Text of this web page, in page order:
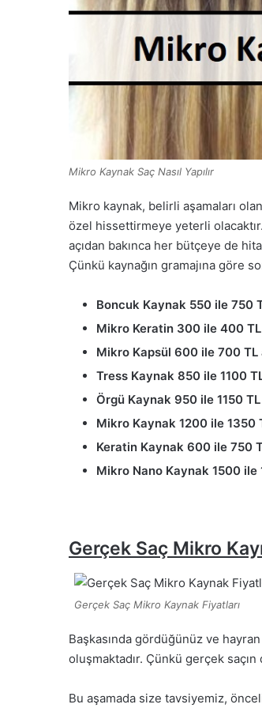
Mikro Kaynak Saç Nasıl Yapılır
Mikro kaynak, belirli aşamaları
özel hissettirmeye yeterli
açıdan bakınca her bütçeye de
Çünkü kaynağın gramajına göre
Boncuk Kaynak 550 ile 750
Mikro Keratin 300 ile 400 TL
Mikro Kapsül 600 ile 700 TL
Tress Kaynak 850 ile 1100
Örgü Kaynak 950 ile 1150 TL
Mikro Kaynak 1200 ile 1350
Keratin Kaynak 600 ile 750
Mikro Nano Kaynak 1500
Gerçek Saç Mikro
Gerçek Saç Mikro Kaynak Fiyatları
Başkasında gördüğünüz ve
oluşmaktadır. Çünkü gerçek
Bu aşamada size tavsiyemiz,